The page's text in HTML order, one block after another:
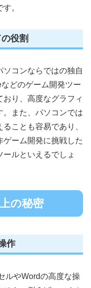
。
役割
コンならではの独自
どのゲーム開発ツー
り、高度なグラフィ
。また、パソコンでは
ことも容易であり、
ゲーム開発に挑戦した
ルといえるでしょ
の秘密
作
ルやWordの高度な操